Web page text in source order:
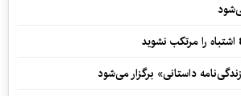
داستانی» برگزار می‌شود